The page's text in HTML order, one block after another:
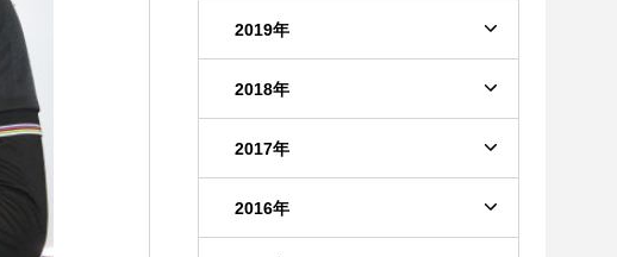
2019年
2018年
2017年
2016年